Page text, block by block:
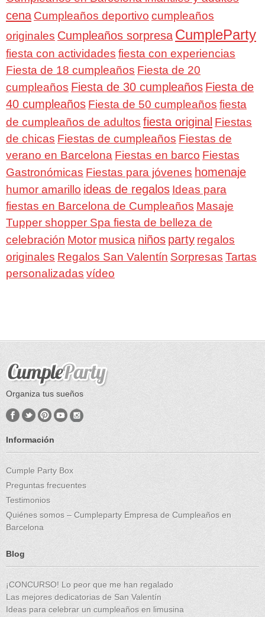
cena Cumpleaños deportivo cumpleaños
originales Cumpleaños sorpresa CumpleParty
fiesta con actividades fiesta con experiencias
Fiesta de 18 cumpleaños Fiesta de 20
cumpleaños Fiesta de 30 cumpleaños Fiesta de
40 cumpleaños Fiesta de 50 cumpleaños fiesta
de cumpleaños de adultos fiesta original Fiestas
de chicas Fiestas de cumpleaños Fiestas de
verano en Barcelona Fiestas en barco Fiestas
Gastronómicas Fiestas para jóvenes homenaje
humor amarillo ideas de regalos Ideas para
fiestas en Barcelona de Cumpleaños Masaje
Tupper shopper Spa fiesta de belleza de
celebración Motor musica niños party regalos
originales Regalos San Valentín Sorpresas Tartas
personalizadas vídeo
Organiza tus sueños
Información
Cumple Party Box
Preguntas frecuentes
Testimonios
Quiénes somos – Cumpleparty Empresa de Cumpleaños en
Barcelona
Blog
¡CONCURSO! Lo peor que me han regalado
Las mejores dedicatorias de San Valentín
Ideas para celebrar un cumpleaños en limusina